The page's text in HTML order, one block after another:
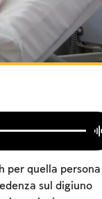
per quella persona
sul digiuno